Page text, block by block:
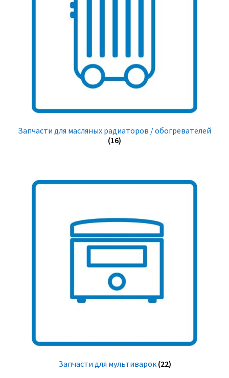
Запчасти для масляных радиаторов / обогревателей
(16)
Запчасти для мультиварок (22)